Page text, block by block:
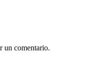
un comentario.